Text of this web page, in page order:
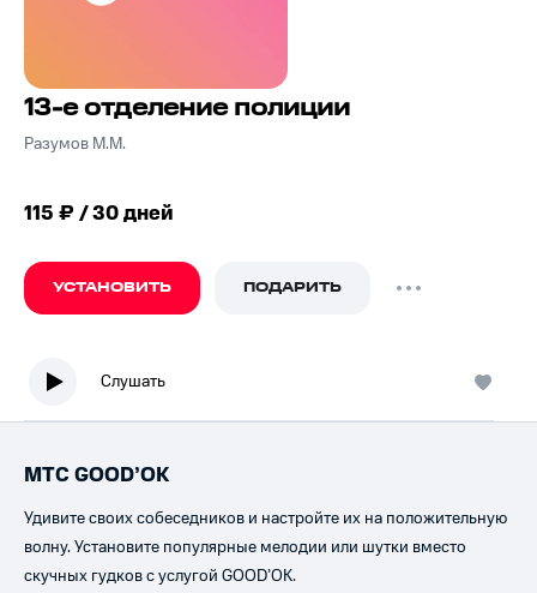
13-е отделение полиции
Разумов М.М.
115 ₽ / 30 дней
УСТАНОВИТЬ ПОДАРИТЬ
Слушать
МТС GOOD’OK
Удивите своих собеседников и настройте их на положительную
волну. Установите популярные мелодии или шутки вместо
скучных гудков с услугой GOOD’OK.